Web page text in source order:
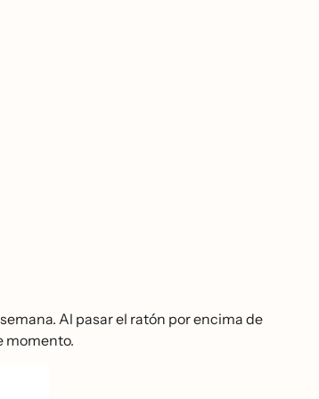
Al pasar el ratón por encima de
momento.